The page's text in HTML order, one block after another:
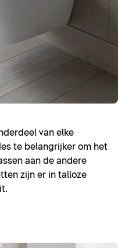
van elke
te belangrijker om het
aan de andere
zijn er in talloze